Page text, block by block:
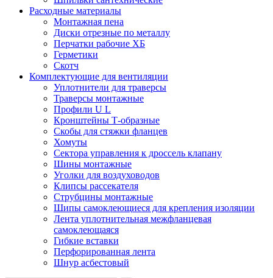
Расходные материалы
Монтажная пена
Диски отрезные по металлу
Перчатки рабочие ХБ
Герметики
Скотч
Комплектующие для вентиляции
Уплотнители для траверсы
Траверсы монтажные
Профили U L
Кронштейны Т-образные
Скобы для стяжки фланцев
Хомуты
Сектора управления к дроссель клапану
Шины монтажные
Уголки для воздуховодов
Клипсы рассекателя
Струбцины монтажные
Шипы самоклеющиеся для крепления изоляции
Лента уплотнительная межфланцевая
самоклеющаяся
Гибкие вставки
Перфорированная лента
Шнур асбестовый